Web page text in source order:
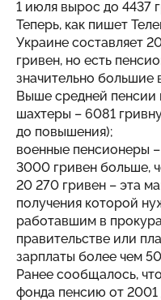
1 июля вырос до 4437
Теперь, как пишет
Украине составляет
гривен, но есть
значительно большие
Выше средней пенсии
шахтеры – 6081
до повышения);
военные пенсионеры
3000 гривен больше,
20 270 гривен – эта
получения которой
работавшим в
правительстве или
зарплаты более чем
Ранее сообщалось,
фонда пенсию от